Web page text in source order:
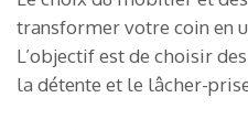
transformer votre coin en
L’objectif est de choisir
la détente et le lâcher-